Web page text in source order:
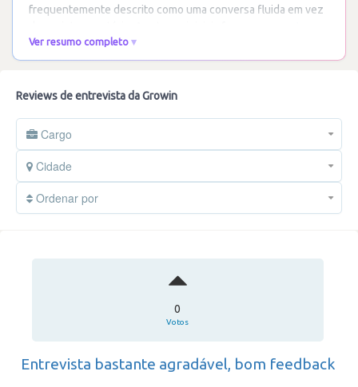
frequentemente descrito como uma conversa fluida em vez
mais
Ver resumo completo
Reviews de entrevista da Growin
Cargo
Cidade
Ordenar por
0
Votos
Entrevista bastante agradável, bom feedback